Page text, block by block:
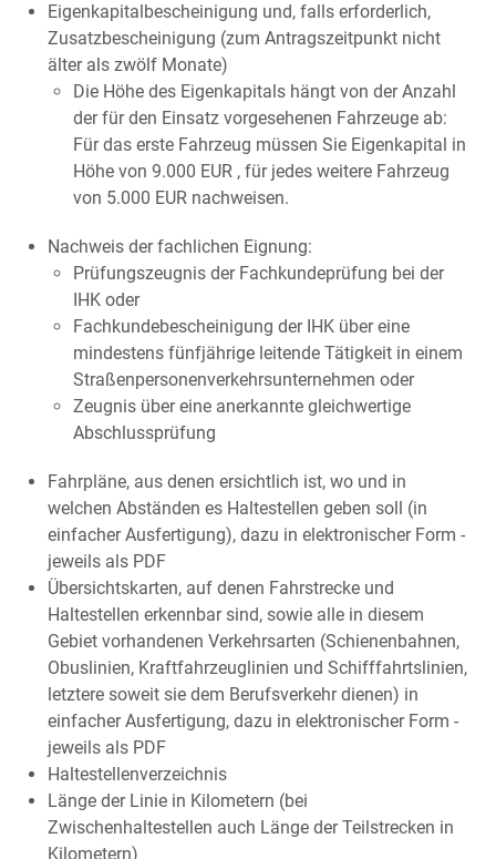
Eigenkapitalbescheinigung und, falls erforderlich,
Zusatzbescheinigung (zum Antragszeitpunkt nicht
älter als zwölf Monate)
Die Höhe des Eigenkapitals hängt von der Anzahl
der für den Einsatz vorgesehenen Fahrzeuge ab:
Für das erste Fahrzeug müssen Sie Eigenkapital in
Höhe von 9.000 EUR , für jedes weitere Fahrzeug
von 5.000 EUR nachweisen.
Nachweis der fachlichen Eignung:
Prüfungszeugnis der Fachkundeprüfung bei der
IHK oder
Fachkundebescheinigung der IHK über eine
mindestens fünfjährige leitende Tätigkeit in einem
Straßenpersonenverkehrsunternehmen oder
Zeugnis über eine anerkannte gleichwertige
Abschlussprüfung
Fahrpläne, aus denen ersichtlich ist, wo und in
welchen Abständen es Haltestellen geben soll (in
einfacher Ausfertigung), dazu in elektronischer Form -
jeweils als PDF
Übersichtskarten, auf denen Fahrstrecke und
Haltestellen erkennbar sind, sowie alle in diesem
Gebiet vorhandenen Verkehrsarten (Schienenbahnen,
Obuslinien, Kraftfahrzeuglinien und Schifffahrtslinien,
letztere soweit sie dem Berufsverkehr dienen) in
einfacher Ausfertigung, dazu in elektronischer Form -
jeweils als PDF
Haltestellenverzeichnis
Länge der Linie in Kilometern (bei
Zwischenhaltestellen auch Länge der Teilstrecken in
Kilometern)